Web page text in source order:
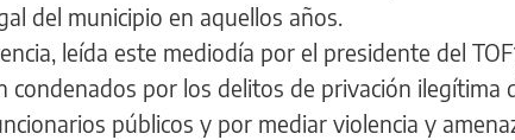
del municipio en aquellos años.
leída este mediodía por el presidente del
condenados por los delitos de privación ilegítima
públicos y por mediar violencia y